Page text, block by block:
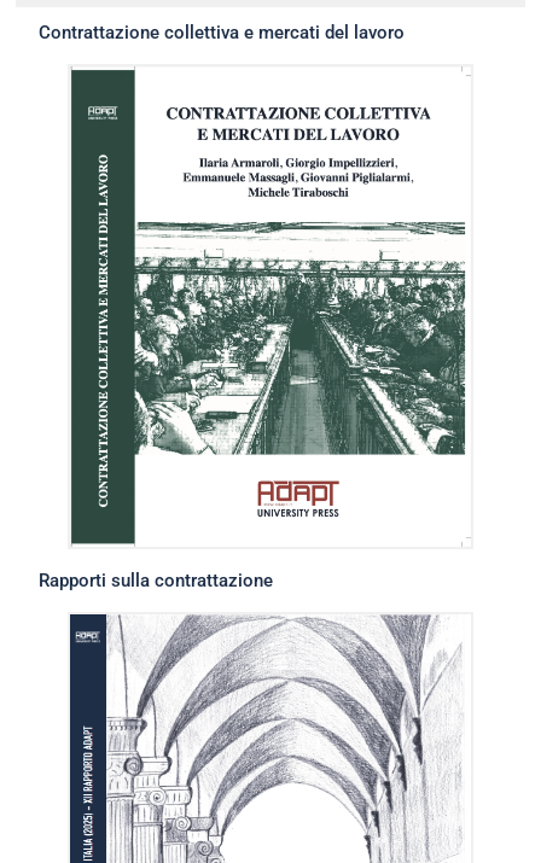
Contrattazione collettiva e mercati del lavoro
Rapporti sulla contrattazione